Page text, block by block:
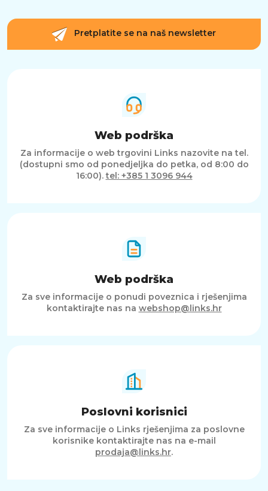
Pretplatite se na naš newsletter
Web podrška
Za informacije o web trgovini Links nazovite na tel.
(dostupni smo od ponedjeljka do petka, od 8:00 do
16:00).tel: +385 1 3096 944
Web podrška
Za sve informacije o ponudi poveznica i rješenjima
kontaktirajte nas na webshop@links.hr
Poslovni korisnici
Za sve informacije o Links rješenjima za poslovne
korisnike kontaktirajte nas na e-mail
prodaja@links.hr.